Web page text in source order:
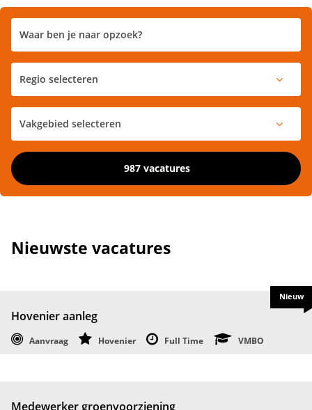
987 vacatures
Nieuwste vacatures
Hovenier aanleg
Aanvraag Hovenier Full Time VMBO
Nieuw
Medewerker groenvoorziening